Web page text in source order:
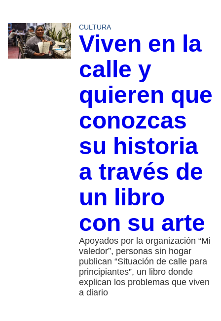
CULTURA
Viven en la
calle y
quieren que
conozcas
su historia
a través de
un libro
con su arte
Apoyados por la organización “Mi
valedor”, personas sin hogar
publican “Situación de calle para
principiantes”, un libro donde
explican los problemas que viven
a diario